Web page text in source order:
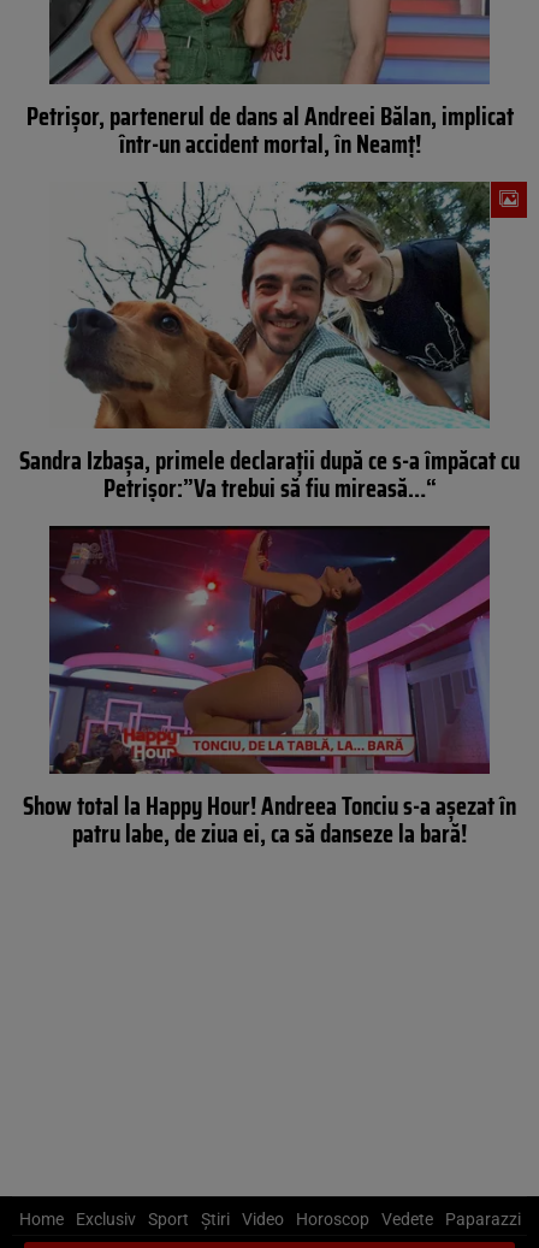
Petrişor, partenerul de dans al Andreei Bălan, implicat
într-un accident mortal, în Neamţ!
Sandra Izbaşa, primele declaraţii după ce s-a împăcat cu
Petrişor:”Va trebui să fiu mireasă…“
Show total la Happy Hour! Andreea Tonciu s-a aşezat în
patru labe, de ziua ei, ca să danseze la bară!
Home Exclusiv Sport Știri Video Horoscop Vedete Paparazzi